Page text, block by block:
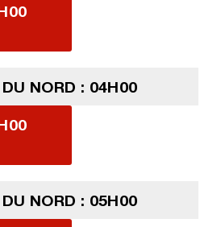
NORD : 04H00
NORD : 05H00